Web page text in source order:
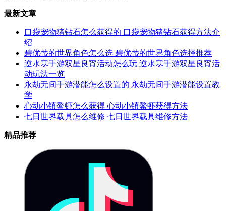
最新文章
口袋宠物猪钻石怎么获得的 口袋宠物猪钻石获得方法介
绍
碧优蒂的世界角色怎么选 碧优蒂的世界角色选择推荐
逆水寒手游双星良宵活动怎么玩 逆水寒手游双星良宵活
动玩法一览
永劫无间手游潜能怎么设置的 永劫无间手游潜能设置教
学
心动小镇鳌虾怎么获得 心动小镇鳌虾获得方法
七日世界载具怎么维修 七日世界载具维修方法
精品推荐